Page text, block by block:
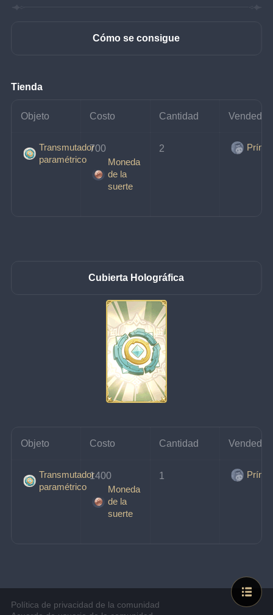
Cómo se consigue
Tienda
Objeto Costo Cantidad Vendedor
Transmutador
paramétrico
700
Moneda
de la
suerte
2
Cubierta Holográfica
Objeto Costo Cantidad Vendedor
Transmutador
paramétrico
1400
Moneda
de la
suerte
1
Política de privacidad de la comunidad